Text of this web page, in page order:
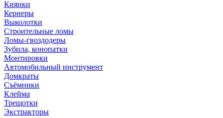
Киянки
Кернеры
Выколотки
Строительные ломы
Ломы-гвоздодеры
Зубила, конопатки
Монтировки
Автомобильный инструмент
Домкраты
Съёмники
Клейма
Трещотки
Экстракторы